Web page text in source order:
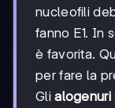
nucleofili
fanno E1. In
è favorita.
per fare la
Glialogenuri